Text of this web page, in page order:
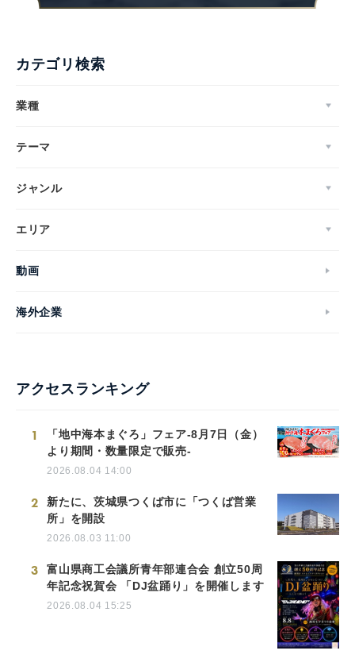
カテゴリ検索
業種
テーマ
ジャンル
エリア
動画
海外企業
アクセスランキング
1
「地中海本まぐろ」フェア-8月7日（金）
より期間・数量限定で販売-
2026.08.04 14:00
2
新たに、茨城県つくば市に「つくば営業
所」を開設
2026.08.03 11:00
3
富山県商工会議所青年部連合会 創立50周
年記念祝賀会 「DJ盆踊り」を開催します
2026.08.04 15:25